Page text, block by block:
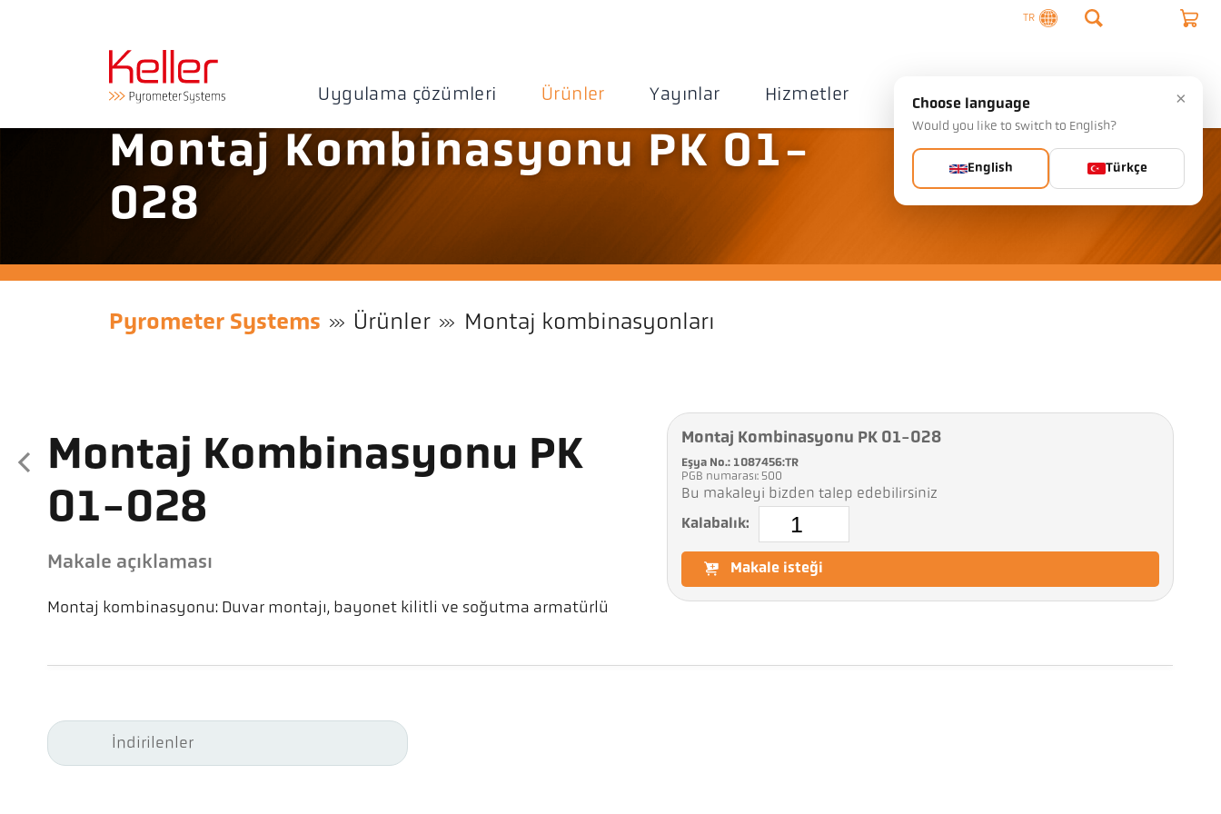
TR
Uygulama çözümleri Ürünler Yayınlar Hizmetler Şirket
Montaj Kombinasyonu PK 01-
028
Pyrometer Systems Ürünler Montaj kombinasyonları
Montaj Kombinasyonu PK
01-028
Makale açıklaması
Montaj kombinasyonu: Duvar montajı, bayonet kilitli ve soğutma armatürlü
Montaj Kombinasyonu PK 01-028
Eşya No.: 1087456:TR
PGB numarası: 500
Bu makaleyi bizden talep edebilirsiniz
Kalabalık:
Makale isteği
İndirilenler
×
Choose language
Would you like to switch to English?
English Türkçe